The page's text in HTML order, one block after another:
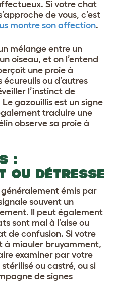
Si votre chat
de vous, c’est
montre son affection.
mélange entre un
oiseau, et on l’entend
une proie à
écureuils ou d’autres
l’instinct de
gazouillis est un signe
traduire une
observe sa proie à
:
OU DÉTRESSE
émis par
souvent un
Il peut également
sont mal à l’aise ou
de confusion. Si votre
à miauler bruyamment,
examiner par votre
ou castré, ou si
de signes